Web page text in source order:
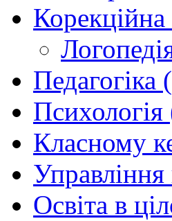
Корекційна
Педагогіка
Класному
Освіта в